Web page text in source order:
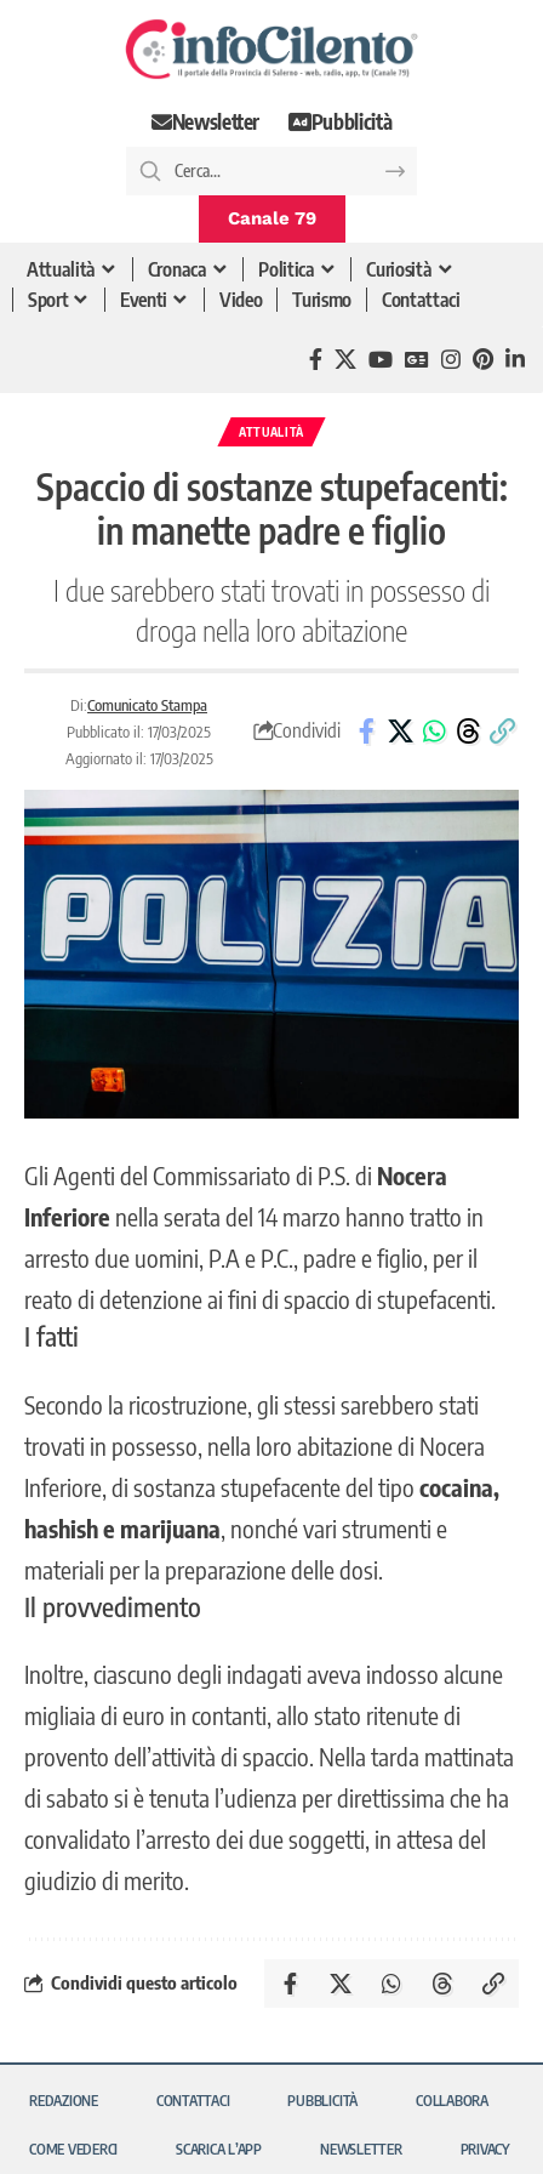
Newsletter Pubblicità
Canale 79
Attualità Cronaca Politica
Curiosità
Sport
Eventi Video Turismo Contattaci
ATTUALITÀ
Spaccio di sostanze stupefacenti:
in manette padre e figlio
I due sarebbero stati trovati in possesso di
droga nella loro abitazione
Di:Comunicato Stampa
Pubblicato il: 17/03/2025
Aggiornato il: 17/03/2025
Condividi
Gli Agenti del Commissariato di P.S. di Nocera
Inferiore nella serata del 14 marzo hanno tratto in
arresto due uomini, P.A e P.C., padre e figlio, per il
reato di detenzione ai fini di spaccio di stupefacenti.
I fatti
Secondo la ricostruzione, gli stessi sarebbero stati
trovati in possesso, nella loro abitazione di Nocera
Inferiore, di sostanza stupefacente del tipo cocaina,
hashish e marijuana , nonché vari strumenti e
materiali per la preparazione delle dosi.
Il provvedimento
Inoltre, ciascuno degli indagati aveva indosso alcune
migliaia di euro in contanti, allo stato ritenute di
provento dell’attività di spaccio. Nella tarda mattinata
di sabato si è tenuta l’udienza per direttissima che ha
convalidato l’arresto dei due soggetti, in attesa del
giudizio di merito.
Condividi questo articolo
REDAZIONE CONTATTACI PUBBLICITÀ COLLABORA
COME VEDERCI SCARICA L’APP NEWSLETTER PRIVACY